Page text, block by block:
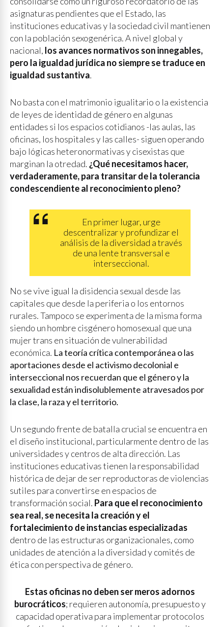
asignaturas pendientes que el Estado, las
instituciones educativas y la sociedad civil mantienen
con la población sexogenérica. A nivel global y
nacional, los avances normativos son innegables,
pero la igualdad jurídica no siempre se traduce en
igualdad sustantiva.
No basta con el matrimonio igualitario o la existencia
de leyes de identidad de género en algunas
entidades si los espacios cotidianos -las aulas, las
oficinas, los hospitales y las calles- siguen operando
bajo lógicas heteronormativas y cisexistas que
marginan la otredad. ¿Qué necesitamos hacer,
verdaderamente, para transitar de la tolerancia
condescendiente al reconocimiento pleno?
En primer lugar, urge
descentralizar y profundizar el
análisis de la diversidad a través
de una lente transversal e
interseccional.
No se vive igual la disidencia sexual desde las
capitales que desde la periferia o los entornos
rurales. Tampoco se experimenta de la misma forma
siendo un hombre cisgénero homosexual que una
mujer trans en situación de vulnerabilidad
económica. La teoría crítica contemporánea o las
aportaciones desde el activismo decolonial e
interseccional nos recuerdan que el género y la
sexualidad están indisolublemente atravesados por
la clase, la raza y el territorio.
Un segundo frente de batalla crucial se encuentra en
el diseño institucional, particularmente dentro de las
universidades y centros de alta dirección. Las
instituciones educativas tienen la responsabilidad
histórica de dejar de ser reproductoras de violencias
sutiles para convertirse en espacios de
transformación social. Para que el reconocimiento
sea real, se necesita la creación y el
fortalecimiento de instancias especializadas
dentro de las estructuras organizacionales, como
unidades de atención a la diversidad y comités de
ética con perspectiva de género.
Estas oficinas no deben ser meros adornos
burocráticos; requieren autonomía, presupuesto y
capacidad operativa para implementar protocolos